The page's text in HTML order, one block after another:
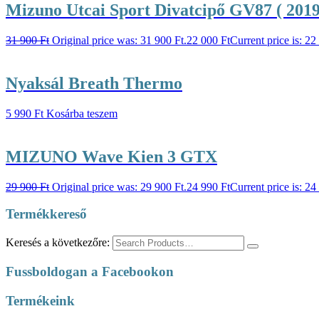
Mizuno Utcai Sport Divatcipő GV87 (
31 900Ft Original price was: 31 900 Ft.22 000 FtCurrent price is: 22
Nyaksál Breath Thermo
5 990 Ft Kosárba teszem
MIZUNO Wave Kien 3 GTX
29 900Ft Original price was: 29 900 Ft.24 990 FtCurrent price is: 24
Termékkereső
Keresés a következőre:
Fussboldogan a Facebookon
Termékeink